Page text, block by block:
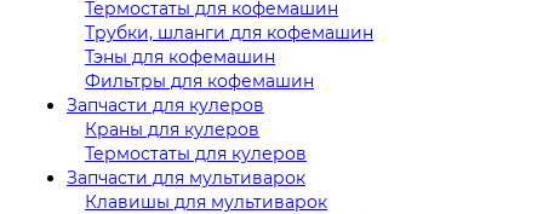
Термостаты для кофемашин
Трубки, шланги для кофемашин
Тэны для кофемашин
Фильтры для кофемашин
Запчасти для кулеров
Краны для кулеров
Термостаты для кулеров
Запчасти для мультиварок
Клавишы для мультиварок